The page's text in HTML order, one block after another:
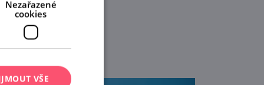
Nezařazené
cookies
VŠE